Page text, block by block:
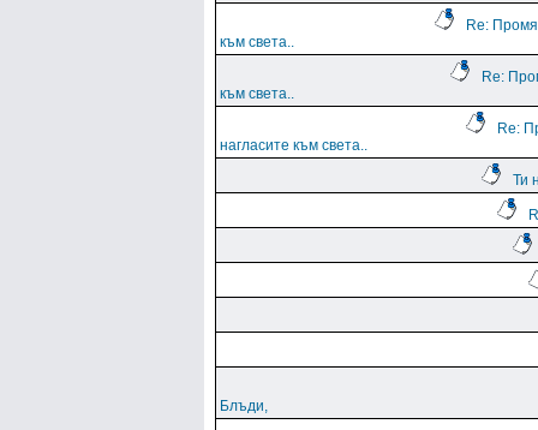
Re:
към света..
Re:
към света..
Re:
нагласите към света..
Ти
Блъди,